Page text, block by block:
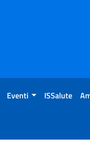
Eventi ISSalute